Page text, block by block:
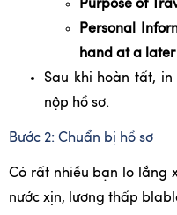
Purpose of
Personal
hand at a later
Sau khi hoàn tất,
nộp hồ sơ.
Bước 2: Chuẩn bị hồ sơ
Có rất nhiều bạn lo lắng
nước xịn, lương thấp